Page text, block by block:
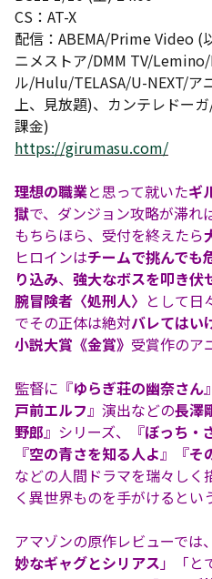
CS：AT-X
配信：ABEMA/Prime Video (
ニメストア/DMM TV/
ル/Hulu/TELASA/U-NEXT/
上、見放題)、カンテレドー
課金)
https://girumasu.com/
理想の職業と思って就いたギ
獄で、ダンジョン攻略が滞れ
もちらほら、受付を終えたら
ヒロインはチームで挑んでも
り込み、 強大なボスを叩き伏
腕冒険者〈処刑人〉 として日
でその正体は絶対バレてはい
小説大賞《金賞》 受賞作のア
監督に『ゆらぎ荘の幽奈さん
戸前エルフ』演出などの長澤
野郎』シリーズ、『ぼっち・
『空の青さを知る人よ』『そ
などの人間ドラマを瑞々しく
く異世界ものを手がけるとい
アマゾンの原作レビューでは
妙なギャグとシリアス」「と